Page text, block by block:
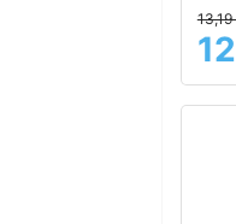
Prix